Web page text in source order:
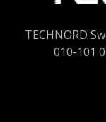
TECHNORD
010-101